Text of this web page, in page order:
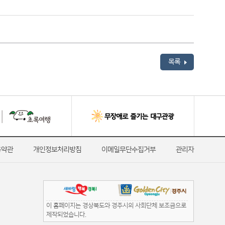
목록
관리자
이메일무단수집거부
개인정보처리방침
관
이 홈페이지는 경상북도와 경주시의 사회단체 보조금으로
제작되었습니다.